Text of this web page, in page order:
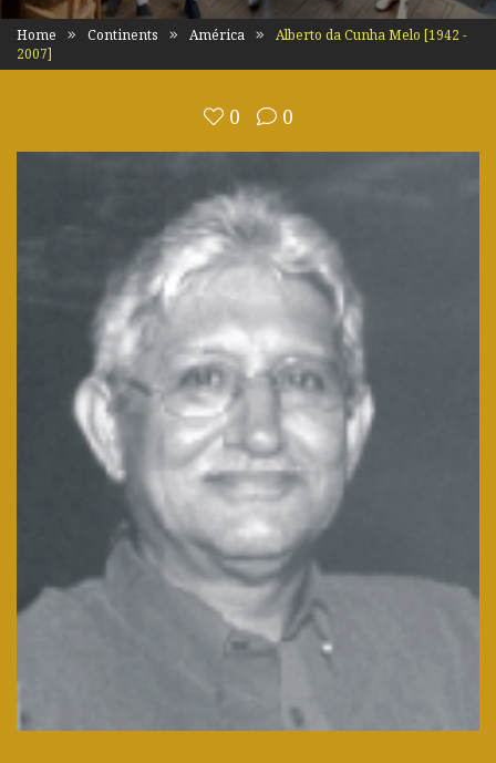
Home Continents América
Alberto da Cunha Melo [1942 -
2007]
0 0